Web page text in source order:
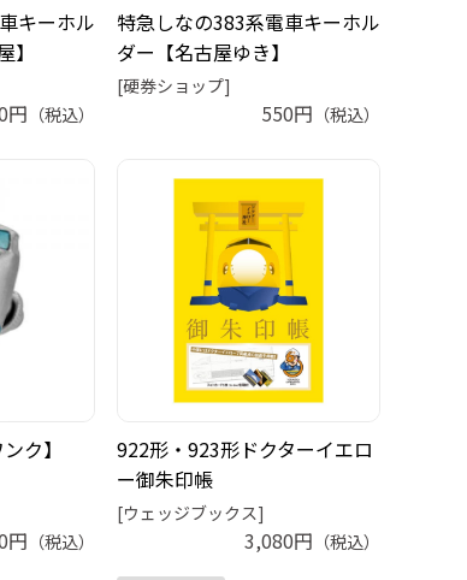
キーホル
円 （税込）
特急しなの383系電車キーホル
ダー【名古屋ゆき】
[硬券ショップ]
550円 （税込）
ク】
円 （税込）
922形・923形ドクターイエロ
ー御朱印帳
[ウェッジブックス]
3,080円 （税込）